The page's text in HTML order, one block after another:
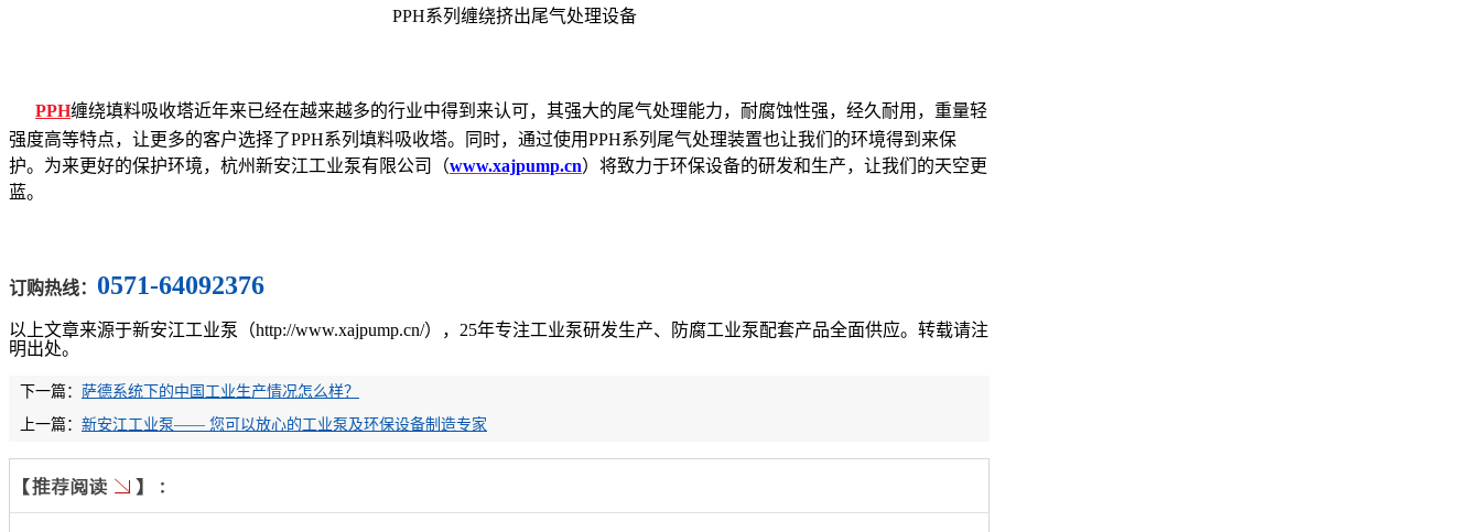
PPH系列缠绕挤出尾气处理设备
PPH缠绕填料吸收塔近年来已经在越来越多的行业中得到来认可，其强大的尾气处理能力，耐腐蚀性强，经久耐用，重量轻
强度高等特点，让更多的客户选择了PPH系列填料吸收塔。同时，通过使用PPH系列尾气处理装置也让我们的环境得到来保
护。为来更好的保护环境，杭州新安江工业泵有限公司（www.xajpump.cn）将致力于环保设备的研发和生产，让我们的天空更
蓝。
订购热线： 0571-64092376
以上文章来源于新安江工业泵（http://www.xajpump.cn/），25年专注工业泵研发生产、防腐工业泵配套产品全面供应。转载请注
明出处。
下一篇： 萨德系统下的中国工业生产情况怎么样？
上一篇： 新安江工业泵—— 您可以放心的工业泵及环保设备制造专家